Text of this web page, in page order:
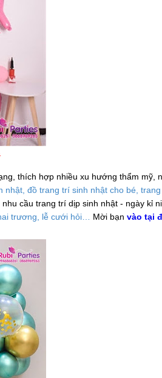
thích hợp nhiều xu hướng thẩm mỹ,
đồ trang trí sinh nhật cho bé,
nhu cầu trang trí dịp sinh nhật - ngày kỉ
trương, lễ cưới hỏi… Mời bạn vào tại